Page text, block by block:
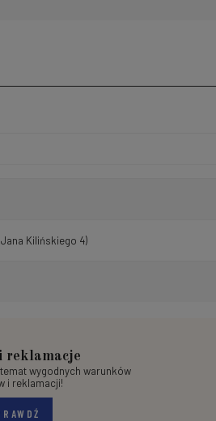
Kilińskiego 4)
reklamacje
wygodnych warunków
i reklamacji!